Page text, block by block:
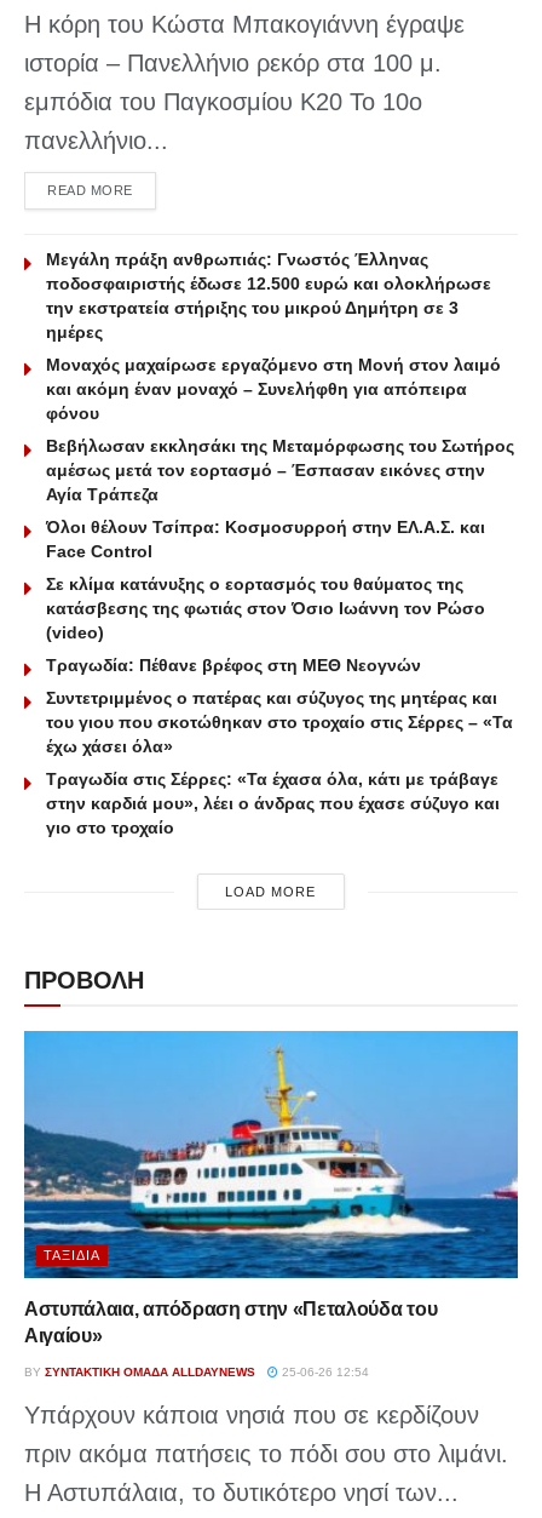
Η κόρη του Κώστα Μπακογιάννη έγραψε
ιστορία – Πανελλήνιο ρεκόρ στα 100 μ.
εμπόδια του Παγκοσμίου Κ20 Το 10ο
πανελλήνιο...
READ MOREDETAILS
Μεγάλη πράξη ανθρωπιάς: Γνωστός Έλληνας
ποδοσφαιριστής έδωσε 12.500 ευρώ και ολοκλήρωσε
την εκστρατεία στήριξης του μικρού Δημήτρη σε 3
ημέρες
Μοναχός μαχαίρωσε εργαζόμενο στη Μονή στον λαιμό
και ακόμη έναν μοναχό – Συνελήφθη για απόπειρα
φόνου
Βεβήλωσαν εκκλησάκι της Μεταμόρφωσης του Σωτήρος
αμέσως μετά τον εορτασμό – Έσπασαν εικόνες στην
Αγία Τράπεζα
Όλοι θέλουν Τσίπρα: Κοσμοσυρροή στην ΕΛ.Α.Σ. και
Face Control
Σε κλίμα κατάνυξης ο εορτασμός του θαύματος της
κατάσβεσης της φωτιάς στον Όσιο Ιωάννη τον Ρώσο
(video)
Τραγωδία: Πέθανε βρέφος στη ΜΕΘ Νεογνών
Συντετριμμένος ο πατέρας και σύζυγος της μητέρας και
του γιου που σκοτώθηκαν στο τροχαίο στις Σέρρες – «Τα
έχω χάσει όλα»
Τραγωδία στις Σέρρες: «Τα έχασα όλα, κάτι με τράβαγε
στην καρδιά μου», λέει ο άνδρας που έχασε σύζυγο και
γιο στο τροχαίο
LOAD MORE
ΠΡΟΒΟΛΗ
ΤΑΞΊΔΙΑ
Αστυπάλαια, απόδραση στην «Πεταλούδα του
Αιγαίου»
BY ΣΥΝΤΑΚΤΙΚΉ ΟΜΆΔΑ ALLDAYNEWS 25-06-26 12:54
Υπάρχουν κάποια νησιά που σε κερδίζουν
πριν ακόμα πατήσεις το πόδι σου στο λιμάνι.
Η Αστυπάλαια, το δυτικότερο νησί των...